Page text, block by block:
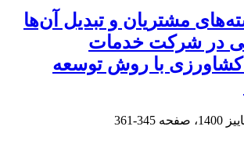
مشتریان و تبدیل آن‌ها
در شرکت خدمات
کشاورزی با روش توسعه
345-361